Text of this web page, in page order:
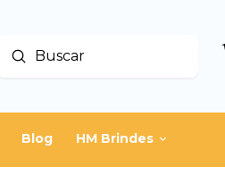
Buscar
Enviar
Blog HM Brindes